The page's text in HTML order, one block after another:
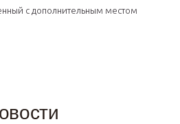
с дополнительным местом